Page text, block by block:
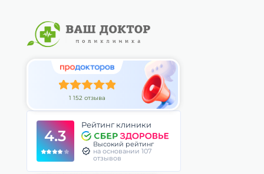
1 152 отзыва
4.3
Рейтинг клиники
Высокий рейтинг
на основании 107
отзывов